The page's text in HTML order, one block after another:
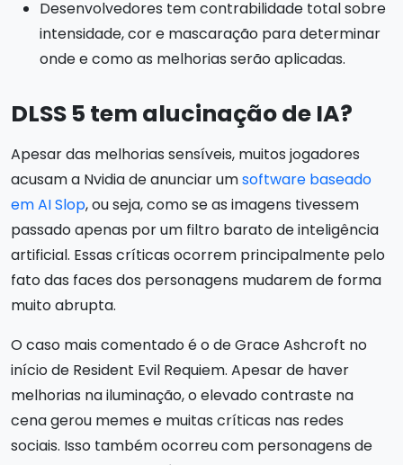
Desenvolvedores tem contrabilidade total sobre
intensidade, cor e mascaração para determinar
onde e como as melhorias serão aplicadas.
DLSS 5 tem alucinação de IA?
Apesar das melhorias sensíveis, muitos jogadores
acusam a Nvidia de anunciar umsoftware baseado
em AI Slop, ou seja, como se as imagens tivessem
passado apenas por um filtro barato de inteligência
artificial. Essas críticas ocorrem principalmente pelo
fato das faces dos personagens mudarem de forma
muito abrupta.
O caso mais comentado é o de Grace Ashcroft no
início de Resident Evil Requiem. Apesar de haver
melhorias na iluminação, o elevado contraste na
cena gerou memes e muitas críticas nas redes
sociais. Isso também ocorreu com personagens de